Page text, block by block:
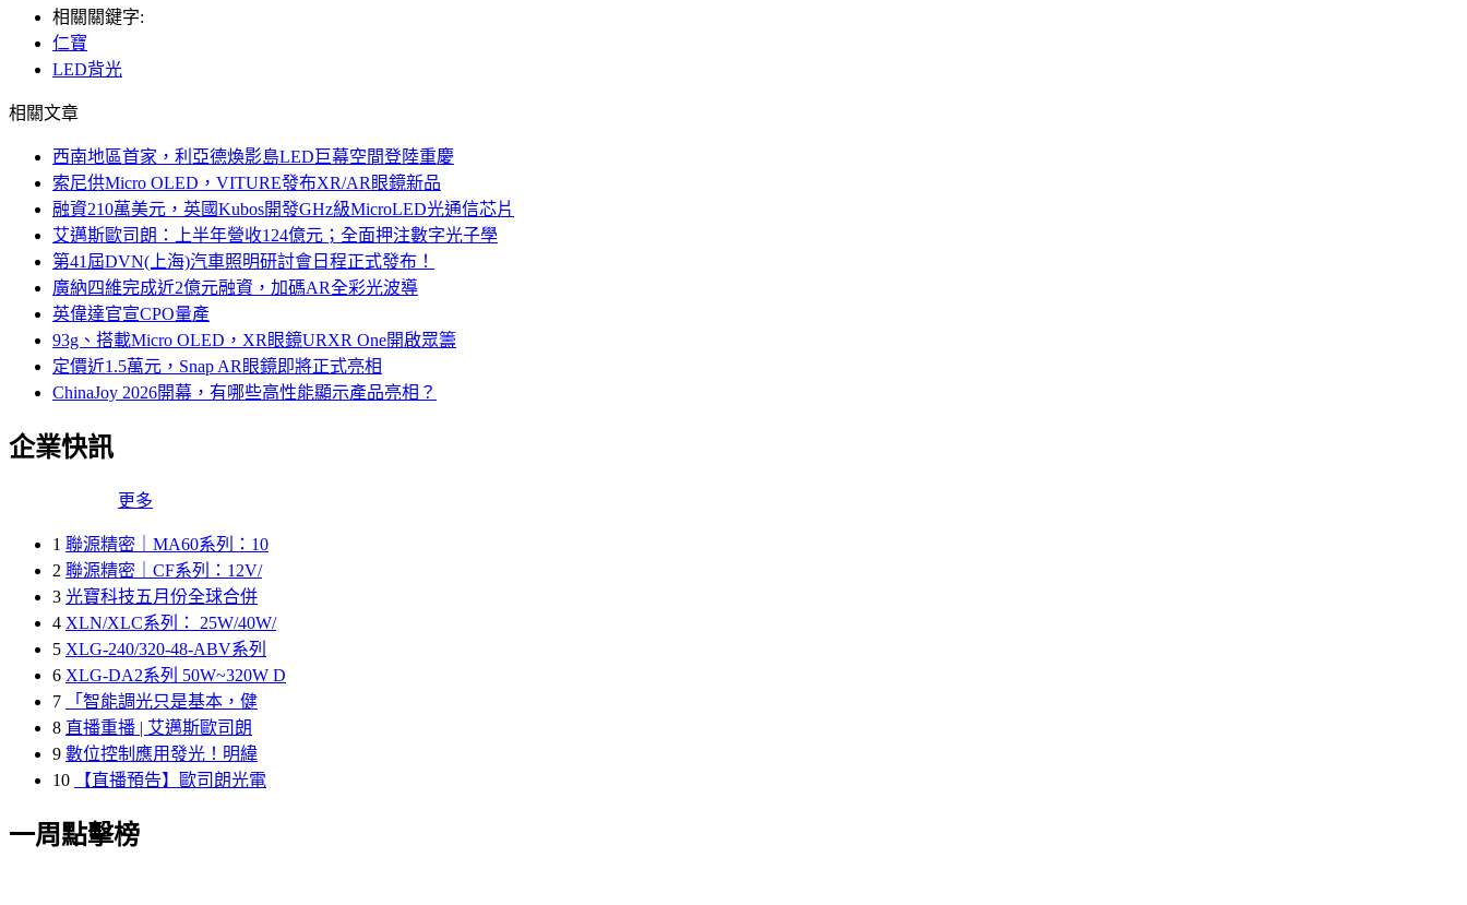
相關關鍵字:
仁寶
LED背光
相關文章
西南地區首家，利亞德煥影島LED巨幕空間登陸重慶
索尼供Micro OLED，VITURE發布XR/AR眼鏡新品
融資210萬美元，英國Kubos開發GHz級MicroLED光通信芯片
艾邁斯歐司朗：上半年營收124億元；全面押注數字光子學
第41屆DVN(上海)汽車照明研討會日程正式發布！
廣納四維完成近2億元融資，加碼AR全彩光波導
英偉達官宣CPO量產
93g、搭載Micro OLED，XR眼鏡URXR One開啟眾籌
定價近1.5萬元，Snap AR眼鏡即將正式亮相
ChinaJoy 2026開幕，有哪些高性能顯示產品亮相？
企業快訊
更多
1 聯源精密｜MA60系列：10
2 聯源精密｜CF系列：12V/
3 光寶科技五月份全球合併
4 XLN/XLC系列： 25W/40W/
5 XLG-240/320-48-ABV系列
6 XLG-DA2系列 50W~320W D
7
「智能調光只是基本，健
8 直播重播 | 艾邁斯歐司朗
9 數位控制應用發光！明緯
10
【直播預告】歐司朗光電
一周點擊榜